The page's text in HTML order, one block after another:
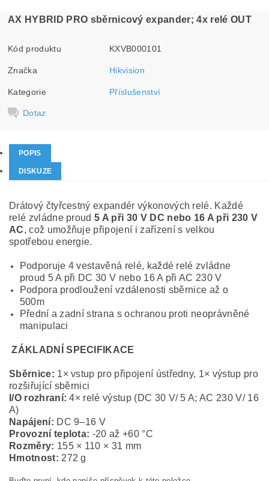
AX HYBRID PRO sběrnicový expander; 4x relé OUT
Kód produktu KXVB000101
Značka Hikvision
Kategorie Příslušenství
Dotaz
POPIS
DISKUZE
Drátový čtyřcestný expandér výkonových relé. Každé
relé zvládne proud5 A při 30 V DC nebo 16 A při 230 V
AC, což umožňuje připojení i zařízení s velkou
spotřebou energie.
Podporuje 4 vestavěná relé, každé relé zvládne
proud 5 A při DC 30 V nebo 16 A při AC 230 V
Podpora prodloužení vzdálenosti sběrnice až o
500m
Přední a zadní strana s ochranou proti neoprávněné
manipulaci
ZÁKLADNÍ SPECIFIKACE
Sběrnice: 1× vstup pro připojení ústředny, 1× výstup pro
rozšiřující sběrnici
I/O rozhraní: 4× relé výstup (DC 30 V/ 5 A; AC 230 V/ 16
A)
Napájení: DC 9–16 V
Provozní teplota: -20 až +60 °C
Rozměry: 155 × 110 × 31 mm
Hmotnost: 272 g